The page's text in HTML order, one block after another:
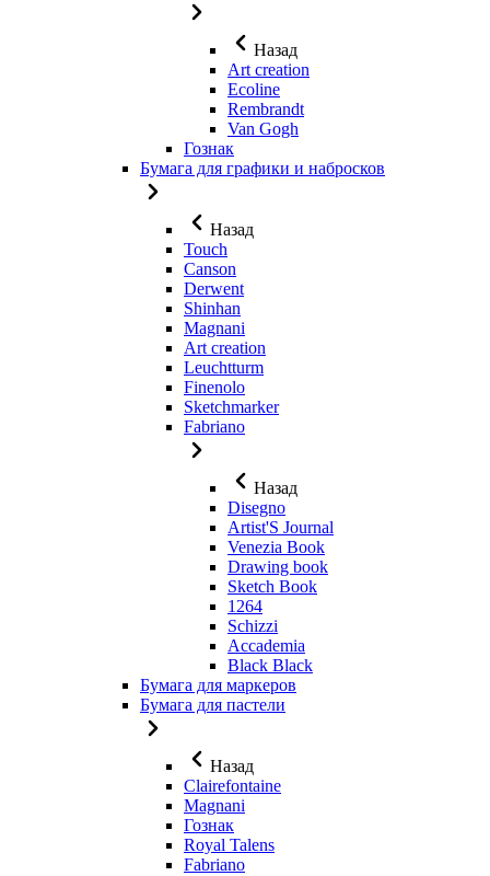
Назад
Art creation
Ecoline
Rembrandt
Van Gogh
Гознак
Бумага для графики и набросков
Назад
Touch
Canson
Derwent
Shinhan
Magnani
Art creation
Leuchtturm
Finenolo
Sketchmarker
Fabriano
Назад
Disegno
Artist'S Journal
Venezia Book
Drawing book
Sketch Book
1264
Schizzi
Accademia
Black Black
Бумага для маркеров
Бумага для пастели
Назад
Clairefontaine
Magnani
Гознак
Royal Talens
Fabriano